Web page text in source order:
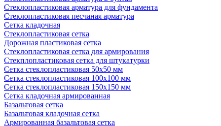
Стеклопластиковая арматура для фундамента
Стеклопластиковая песчаная арматура
Сетка кладочная
Стеклопластиковая сетка
Дорожная пластиковая сетка
Стеклопластиковая сетка для армирования
Стекплопластиковая сетка для штукатурки
Сетка стеклопластиковая 50x50 мм
Сетка стеклопластиковая 100x100 мм
Сетка стеклопластиковая 150x150 мм
Сетка кладочная армированная
Базальтовая сетка
Базальтовая кладочная сетка
Армированная базальтовая сетка